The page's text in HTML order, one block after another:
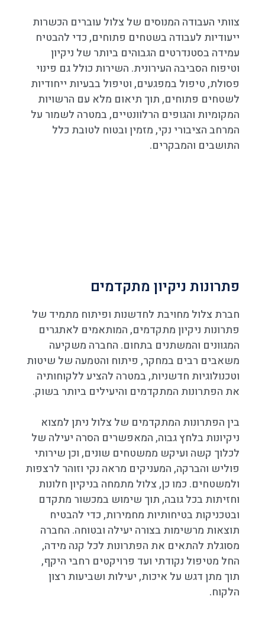
צוותי העבודה המנוסים של צלול עוברים הכשרות
ייעודיות לעבודה בשטחים פתוחים, כדי להבטיח
עמידה בסטנדרטים הגבוהים ביותר של ניקיון
וטיפוח הסביבה העירונית. השירות כולל גם פינוי
פסולת, טיפול במפגעים, וטיפול בבעיות ייחודיות
לשטחים פתוחים, תוך תיאום מלא עם הרשויות
המקומיות והגופים הרלוונטיים, במטרה לשמור על
המרחב הציבורי נקי, מזמין ובטוח לטובת כלל
התושבים והמבקרים.
פתרונות ניקיון מתקדמים
חברת צלול מחויבת לחדשנות ופיתוח מתמיד של
פתרונות ניקיון מתקדמים, המותאמים לאתגרים
המגוונים והמשתנים בתחום. החברה משקיעה
משאבים רבים במחקר, פיתוח והטמעה של שיטות
וטכנולוגיות חדשניות, במטרה להציע ללקוחותיה
את הפתרונות המתקדמים והיעילים ביותר בשוק.
בין הפתרונות המתקדמים של צלול ניתן למצוא
ניקיונות בלחץ גבוה, המאפשרים הסרה יעילה של
לכלוך קשה ועיקש ממשטחים שונים, וכן שירותי
פוליש והברקה, המעניקים מראה נקי וזוהר לרצפות
ולמשטחים. כמו כן, צלול מתמחה בניקיון חלונות
וחזיתות בכל גובה, תוך שימוש במכשור מתקדם
ובטכניקות בטיחותיות מחמירות, כדי להבטיח
תוצאות מרשימות בצורה יעילה ובטוחה. החברה
מסוגלת להתאים את הפתרונות לכל קנה מידה,
החל מטיפול נקודתי ועד פרויקטים רחבי היקף,
תוך מתן דגש על איכות, יעילות ושביעות רצון
הלקוח.